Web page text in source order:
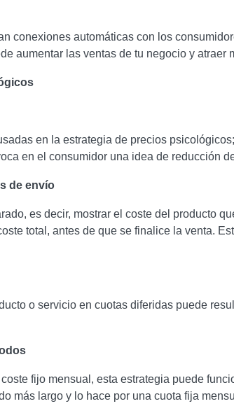
conexiones automáticas con los
aumentar las ventas de tu negocio y atraer
en la estrategia de precios
en el consumidor una idea de reducción
de envío
es decir, mostrar el coste del producto
total, antes de que se finalice la venta.
o servicio en cuotas diferidas puede
fijo mensual, esta estrategia puede
más largo y lo hace por una cuota fija